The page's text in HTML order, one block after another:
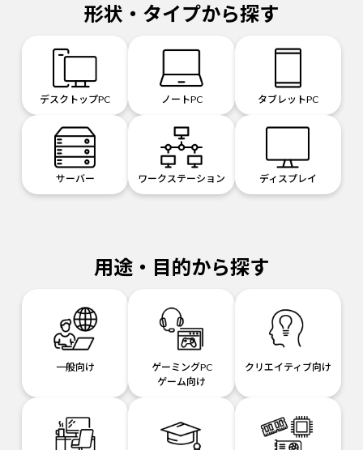
形状・タイプから探す
デスクトップPC ノートPC タブレットPC
サーバー ワークステーション ディスプレイ
用途・目的から探す
一般向け
ゲーミングPC
ゲーム向け
クリエイティブ向け